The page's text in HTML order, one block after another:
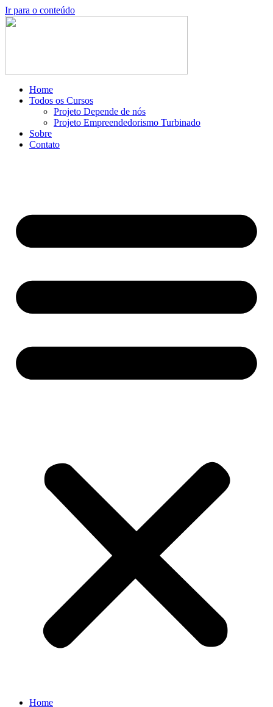
Ir para o conteúdo
Home
Todos os Cursos
Projeto Depende de nós
Projeto Empreendedorismo Turbinado
Sobre
Contato
Home